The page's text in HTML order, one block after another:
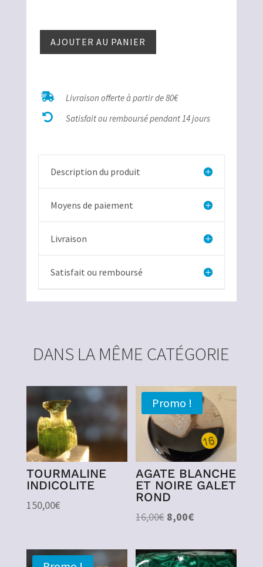
quantité
perle
AJOUTER AU PANIER
 Livraison offerte à partir de 80€
 Satisfait ou remboursé pendant 14 jours
Description du produit
Moyens de paiement
Livraison
Satisfait ou remboursé
DANS LA MÊME CATÉGORIE
TOURMALINE
INDICOLITE
150,00€
Promo !
AGATE BLANCHE
ET NOIRE GALET
ROND
16,00€ Le
initial
était :
8,00€Le
actuel
est :